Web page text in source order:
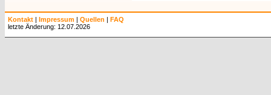
Kontakt | Impressum | Quellen | FAQ
letzte Änderung: 12.07.2026